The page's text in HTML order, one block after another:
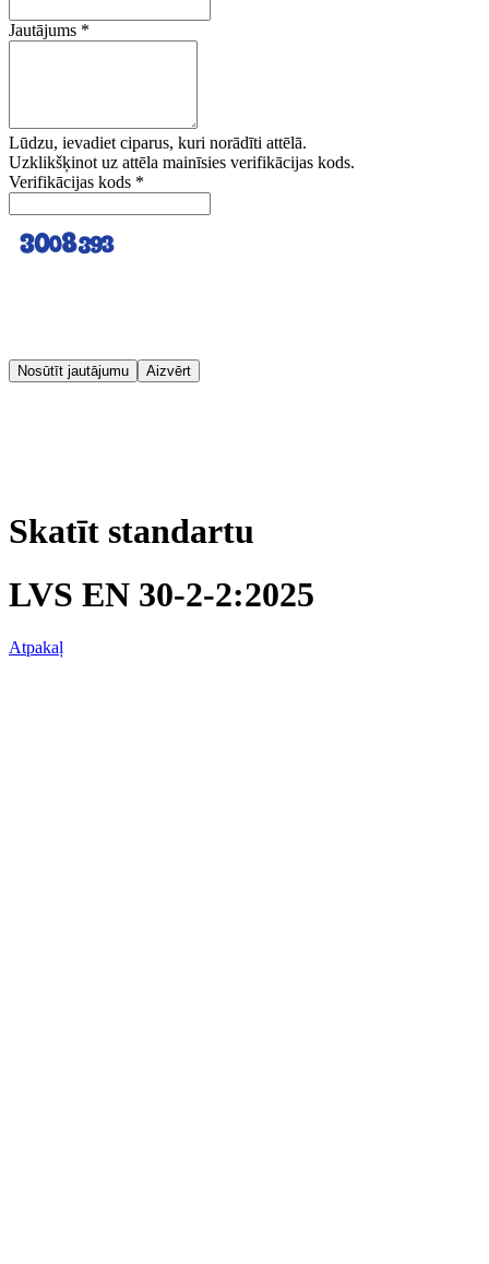
Jautājums *
Lūdzu, ievadiet ciparus, kuri norādīti attēlā.
Uzklikšķinot uz attēla mainīsies verifikācijas kods.
Verifikācijas kods *
Nosūtīt jautājumu Aizvērt
Skatīt standartu
LVS EN 30-2-2:2025
Atpakaļ